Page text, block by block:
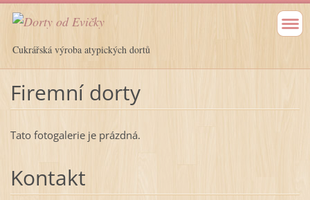
Cukrářská výroba atypických dortů
Firemní dorty
Tato fotogalerie je prázdná.
Kontakt